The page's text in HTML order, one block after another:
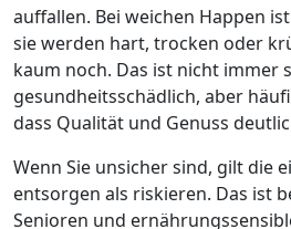
auffallen. Bei weichen Happen
sie werden hart, trocken oder
kaum noch. Das ist nicht immer
gesundheitsschädlich, aber
dass Qualität und Genuss
Wenn Sie unsicher sind, gilt die
entsorgen als riskieren. Das ist
Senioren und